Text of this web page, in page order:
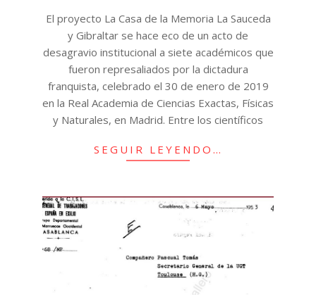
El proyecto La Casa de la Memoria La Sauceda
y Gibraltar se hace eco de un acto de
desagravio institucional a siete académicos que
fueron represaliados por la dictadura
franquista, celebrado el 30 de enero de 2019
en la Real Academia de Ciencias Exactas, Físicas
y Naturales, en Madrid. Entre los científicos
SEGUIR LEYENDO…